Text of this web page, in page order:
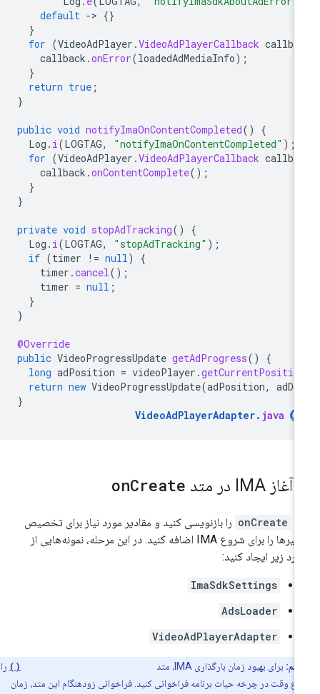
default ->
for (VideoAdPlayer.VideoAdPlayerCallback
callback.onError(loadedAdMediaInfo
return true
public void notifyImaOnContentCompleted ()
Log.i(LOGTAG, "notifyImaOnContentCompleted"
for (VideoAdPlayer.VideoAdPlayerCallback
callback.onContentComplete
private void stopAdTracking ()
Log.i(LOGTAG, "stopAdTracking"
if (timer != null
timer.cancel
timer
= null
@Override
public VideoProgressUpdate getAdProgress ()
long adPosition = videoPlayer.
return
new VideoProgressUpdate(adPosition,
VideoAdPlayerAdapter.java
آغاز IMA در متد onCreate
onCreate را بازنویسی کنید و مقادیر مورد نیاز برای تخصیص
متغیرها را برای شروع IMA اضافه کنید. در این مرحله، نمونه‌هایی از
زیر ایجاد کنید:
ImaSdkSettings
AdsLoader
VideoAdPlayerAdapter
برای بهبود زمان بارگذاری IMA، متد ImaSdkFactory.initialize()
را
وقت در چرخه حیات برنامه فراخوانی کنید. فراخوانی زودهنگام این متد، زمان